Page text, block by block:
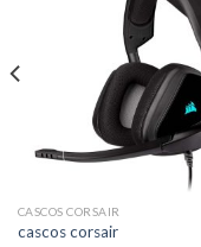
CASCOS CORSAIR
cascos corsair